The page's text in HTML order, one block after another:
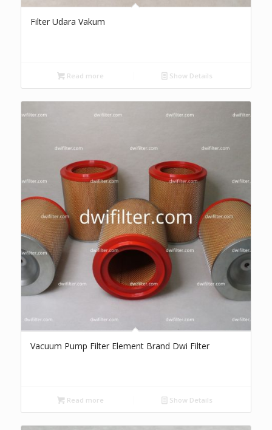
Filter Udara Vakum
Read more Show Details
Vacuum Pump Filter Element Brand Dwi Filter
Read more Show Details